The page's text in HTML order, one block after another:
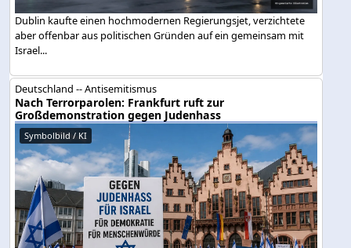
Dublin kaufte einen hochmodernen Regierungsjet, verzichtete
aber offenbar aus politischen Gründen auf ein gemeinsam mit
Israel...
Deutschland -- Antisemitismus
Nach Terrorparolen: Frankfurt ruft zur
Großdemonstration gegen Judenhass
Symbolbild / KI